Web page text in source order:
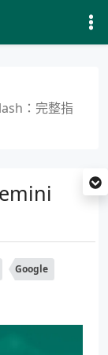
：完整指
Google